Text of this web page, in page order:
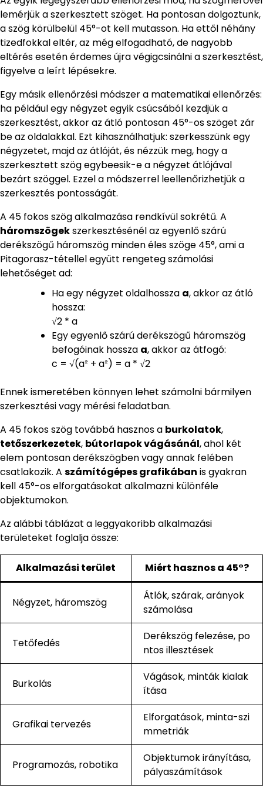
lemérjük a szerkesztett szöget. Ha pontosan dolgoztunk,
a szög körülbelül 45°-ot kell mutasson. Ha ettől néhány
tizedfokkal eltér, az még elfogadható, de nagyobb
eltérés esetén érdemes újra végigcsinálni a szerkesztést,
figyelve a leírt lépésekre.
Egy másik ellenőrzési módszer a matematikai ellenőrzés:
ha például egy négyzet egyik csúcsából kezdjük a
szerkesztést, akkor az átló pontosan 45°-os szöget zár
be az oldalakkal. Ezt kihasználhatjuk: szerkesszünk egy
négyzetet, majd az átlóját, és nézzük meg, hogy a
szerkesztett szög egybeesik-e a négyzet átlójával
bezárt szöggel. Ezzel a módszerrel leellenőrizhetjük a
szerkesztés pontosságát.
A 45 fokos szög alkalmazása rendkívül sokrétű. A
háromszögekszerkesztésénél az egyenlő szárú
derékszögű háromszög minden éles szöge 45°, ami a
Pitagorasz-tétellel együtt rengeteg számolási
lehetőséget ad:
Ha egy négyzet oldalhossza a, akkor az átló
hossza:
√2 * a
Egy egyenlő szárú derékszögű háromszög
befogóinak hossza a, akkor az átfogó:
c = √(a² + a²) = a * √2
Ennek ismeretében könnyen lehet számolni bármilyen
szerkesztési vagy mérési feladatban.
A 45 fokos szög továbbá hasznos a burkolatok,
tetőszerkezetek, bútorlapok vágásánál, ahol két
elem pontosan derékszögben vagy annak felében
csatlakozik. A számítógépes grafikában is gyakran
kell 45°-os elforgatásokat alkalmazni különféle
objektumokon.
Az alábbi táblázat a leggyakoribb alkalmazási
területeket foglalja össze:
Alkalmazási terület Miért hasznos a 45°?
Négyzet, háromszög
Átlók, szárak, arányok
számolása
Tetőfedés
Derékszög felezése, po
ntos illesztések
Burkolás
Vágások, minták kialak
ítása
Grafikai tervezés
Elforgatások, minta-szi
mmetriák
Programozás, robotika
Objektumok irányítása,
pályaszámítások